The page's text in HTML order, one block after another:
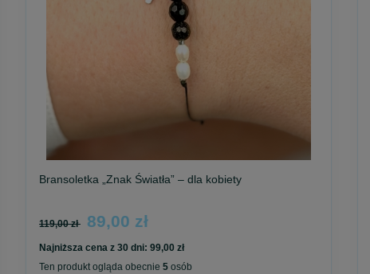
Bransoletka „Znak Światła” – dla kobiety
119,00 zł 89,00 zł
Najniższa cena z 30 dni: 99,00 zł
Ten produkt ogląda obecnie 5osób